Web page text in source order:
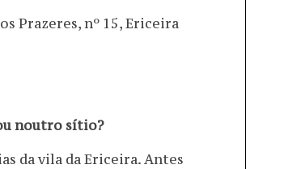
Prazeres, nº 15, Ericeira
noutro sítio?
da vila da Ericeira. Antes